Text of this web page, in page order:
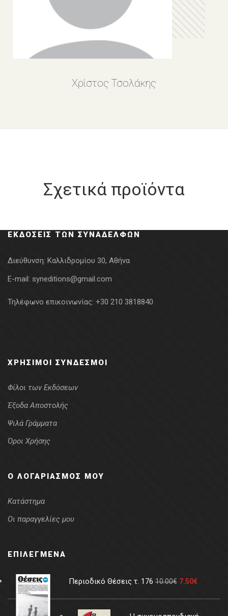
Χρίστος Τσολάκης
Σχετικά προϊόντα
ΕΚΔΌΣΕΙΣ ΤΩΝ ΣΥΝΑΔΈΛΦΩΝ
Διεύθυνση: Καλλιδρομίου 30, Αθήνα
E-mail: syneditions@gmail.com
Τηλέφωνο επικοινωνίας: +30 210 3818840
ΧΡΉΣΙΜΟΙ ΣΎΝΔΕΣΜΟΙ
Φίλοι των Εκδόσεων
Έξοδα Αποστολής
Ψιλά Γράμματα
Όροι Χρήσης
Ο ΛΟΓΑΡΙΑΣΜΌΣ ΜΟΥ
Κατάστημα
Οι παραγγελίες μου
ΕΠΙΛΕΓΜΈΝΑ
Περιοδικό Θέσεις τ. 176 10.00€ 7.50€